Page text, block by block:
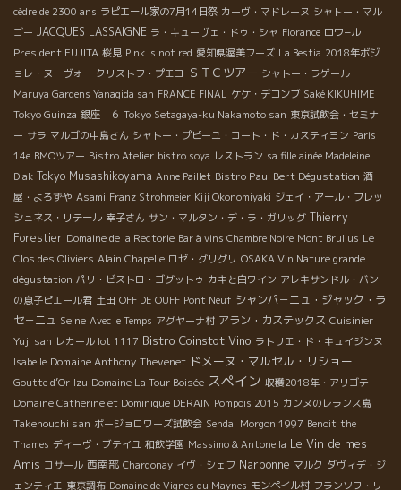
cèdre de 2300 ans ラピエール家の7月14日祭 カーヴ・マドレーヌ シャトー・マル
ゴー JACQUES LASSAIGNE ラ・キューヴェ・ドゥ・シャ Florance ロワ−ル
President FUJITA 桜見 Pink is not red 愛知県渥美フーズ La Bestia 2018年ボジ
ョレ・ヌーヴォー クリストフ・プエヨ ＳＴＣツアー シャトー・ラゲール
Maruya Gardens Yanagida san FRANCE FINAL ケケ・デコンブ Saké KIKUHIME
Tokyo Guinza 銀座 ６ Tokyo Setagaya-ku Nakamoto san 東京試飲会・セミナ
ー サラ マルゴの中島さん シャトー・プピーユ・コート・ド・カスティヨン Paris
14e BMOツアー Bistro Atelier bistro soya レストラン sa fille ainée Madeleine
Diak Tokyo Musashikoyama Anne Paillet Bistro Paul Bert Dégustation 酒
屋・よろずや Asami Franz Strohmeier Kiji Okonomiyaki ジェイ・アール・フレッ
シュネス・リテール 幸子さん サン・マルタン・デ・ラ・ガリッグ Thierry
Forestier Domaine de la Rectorie Bar à vins Chambre Noire Mont Brulius Le
Clos des Oliviers Alain Chapelle ロゼ・グリグリ OSAKA Vin Nature grande
dégustation パリ・ビストロ・ゴグットゥ カキと白ワイン アレキサンドル・バン
の息子ピエール君 土田 OFF DE OUFF Pont Neuf シャンパ－ニュ・ジャック・ラ
セ－ニュ Seine Avec le Temps アグヤーナ村 アラン・カステックス Cuisinier
Yuji san レカール lot 1117 Bistro Coinstot Vino ラトリエ・ド・キュイジンヌ
Isabelle Domaine Anthony Thevenet ドメーヌ・マルセル・リショー
Goutte d’Or Izu Domaine La Tour Boisée スペイン 収穫2018年・アリゴテ
Domaine Catherine et Dominique DERAIN Pompois 2015 カンヌのレランス島
Takenouchi san ボージョロワーズ試飲会 Sendai Morgon 1997 Benoit the
Thames ディーヴ・ブテイユ 和飲学園 Massimo & Antonella Le Vin de mes
Amis コサール 西南部 Chardonay イヴ・シェフ Narbonne マルク ダヴィデ・ジ
ェンティエ 東京調布 Domaine de Vignes du Maynes モンペイル村 フランソワ・リ